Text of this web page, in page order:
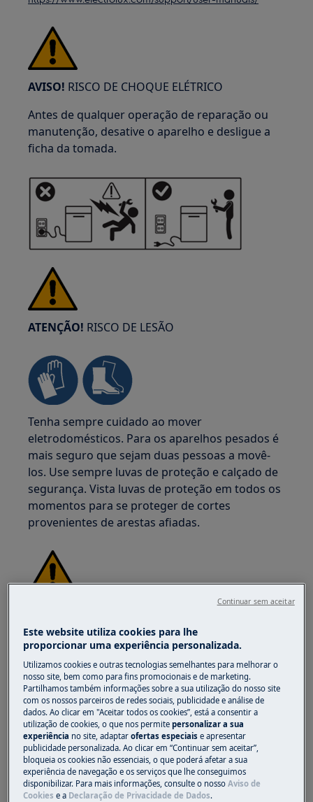
AVISO! RISCO DE CHOQUE ELÉTRICO
Antes de qualquer operação de reparação ou
manutenção, desative o aparelho e desligue a
ficha da tomada.
ATENÇÃO! RISCO DE LESÃO
Tenha sempre cuidado ao mover
eletrodomésticos. Para os aparelhos pesados é
mais seguro que sejam duas pessoas a movê-
los. Use sempre luvas de proteção e calçado de
segurança. Vista luvas de proteção em todos os
momentos para se proteger de cortes
provenientes de arestas afiadas.
Use óculos de proteção se realizar trabalhos de
manutenção ou reparação que envolvam molas.
Este website utiliza cookies para lhe
proporcionar uma experiência personalizada.
Utilizamos cookies e outras tecnologias semelhantes para melhorar o
nosso site, bem como para fins promocionais e de marketing.
Partilhamos também informações sobre a sua utilização do nosso site
com os nossos parceiros de redes sociais, publicidade e análise de
dados. Ao clicar em "Aceitar todos os cookies”, está a consentir a
utilização de cookies, o que nos permitepersonalizar a sua
experiência no site, adaptarofertas especiaise apresentar
publicidade personalizada. Ao clicar em “Continuar sem aceitar”,
bloqueia os cookies não essenciais, o que poderá afetar a sua
experiência de navegação e os serviços que lhe conseguimos
disponibilizar. Para mais informações, consulte o nossoAviso de
Cookies e a Declaração de Privacidade de Dados.
Continuar sem aceitar